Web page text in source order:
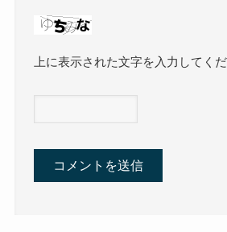
上に表示された文字を入力してくだ